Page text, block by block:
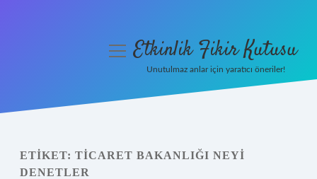
Yasal Uyarı
menüyüEtkinlik Fikir Kutusu
Unutulmaz anlar için yaratıcı öneriler!
ETIKET: TICARET BAKANLIĞI NEYI
DENETLER